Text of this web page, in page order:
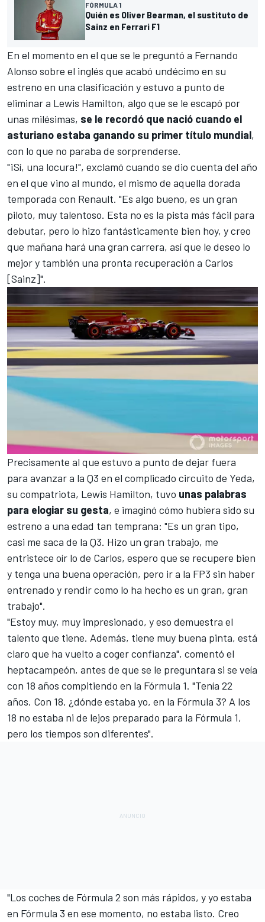
FÓRMULA 1
Quién es Oliver Bearman, el sustituto de
Sainz en Ferrari F1
En el momento en el que se le preguntó a Fernando
Alonso sobre el inglés que acabó undécimo en su
estreno en una clasificación y estuvo a punto de
eliminar a Lewis Hamilton, algo que se le escapó por
unas milésimas, se le recordó que nació cuando el
asturiano estaba ganando su primer título mundial,
con lo que no paraba de sorprenderse.
"¡Sí, una locura!", exclamó cuando se dio cuenta del año
en el que vino al mundo, el mismo de aquella dorada
temporada con Renault. "Es algo bueno, es un gran
piloto, muy talentoso. Esta no es la pista más fácil para
debutar, pero lo hizo fantásticamente bien hoy, y creo
que mañana hará una gran carrera, así que le deseo lo
mejor y también una pronta recuperación a Carlos
[Sainz]".
Precisamente al que estuvo a punto de dejar fuera
para avanzar a la Q3 en el complicado circuito de Yeda,
su compatriota, Lewis Hamilton, tuvo unas palabras
para elogiar su gesta, e imaginó cómo hubiera sido su
estreno a una edad tan temprana: "Es un gran tipo,
casi me saca de la Q3. Hizo un gran trabajo, me
entristece oír lo de Carlos, espero que se recupere bien
y tenga una buena operación, pero ir a la FP3 sin haber
entrenado y rendir como lo ha hecho es un gran, gran
trabajo".
"Estoy muy, muy impresionado, y eso demuestra el
talento que tiene. Además, tiene muy buena pinta, está
claro que ha vuelto a coger confianza", comentó el
heptacampeón, antes de que se le preguntara si se veía
con 18 años compitiendo en la Fórmula 1. "Tenía 22
años. Con 18, ¿dónde estaba yo, en la Fórmula 3? A los
18 no estaba ni de lejos preparado para la Fórmula 1,
pero los tiempos son diferentes".
"Los coches de Fórmula 2 son más rápidos, y yo estaba
en Fórmula 3 en ese momento, no estaba listo. Creo